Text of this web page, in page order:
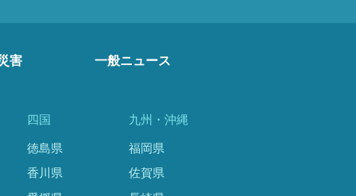
害 一般ニュース
四国
徳島県
香川県
九州・沖縄
福岡県
佐賀県